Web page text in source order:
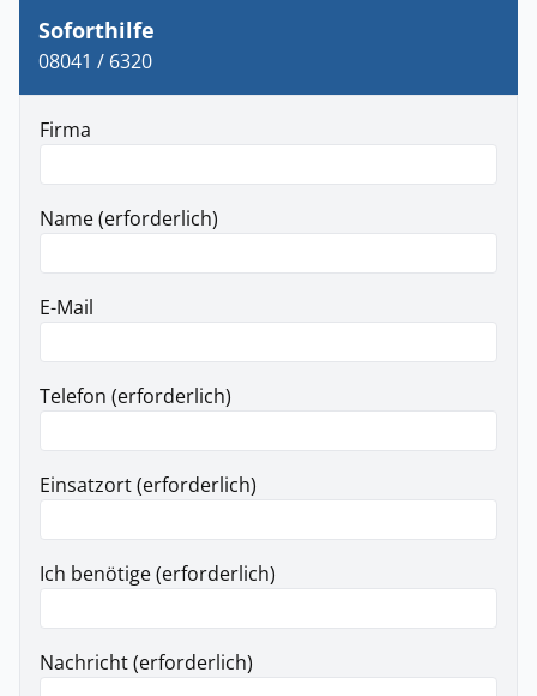
Soforthilfe
08041 / 6320
Firma
Name (erforderlich)
E-Mail
Telefon (erforderlich)
Einsatzort (erforderlich)
Ich benötige (erforderlich)
Nachricht (erforderlich)